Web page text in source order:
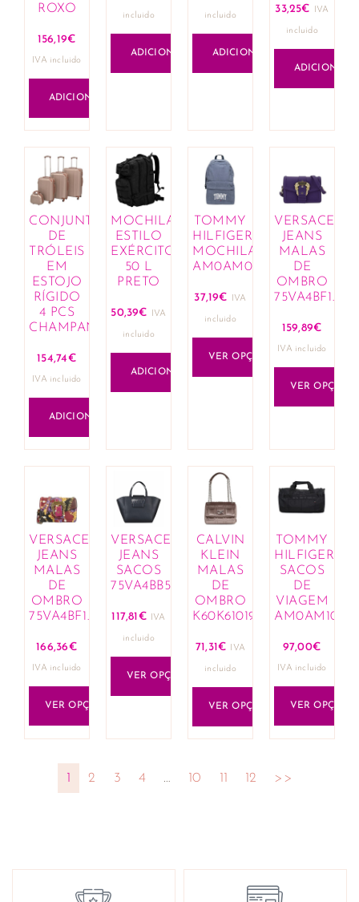
ROXO
156,19€
IVA incluido
ADICIONAR
incluido
ADICIONAR
incluido
ADICIONAR
33,25€ IVA
incluido
ADICIONAR
CONJUNTO
DE
TRÓLEIS
EM
ESTOJO
RÍGIDO
4 PCS
CHAMPANHE
154,74€
IVA incluido
ADICIONAR
MOCHILA
ESTILO
EXÉRCITO
50 L
PRETO
50,39€ IVA
incluido
ADICIONAR
TOMMY
HILFIGER
MOCHILAS
AM0AM08410_W03
37,19€ IVA
incluido
VER OPÇÕES
VERSACE
JEANS
MALAS
DE
OMBRO
159,89€
IVA incluido
VER OPÇÕES
VERSACE
JEANS
MALAS
DE
OMBRO
75VA4BF1_ZS807_QE1
166,36€
IVA incluido
VER OPÇÕES
VERSACE
JEANS
SACOS
75VA4BB5_ZS413_899
117,81 € IVA
incluido
VER OPÇÕES
CALVIN
KLEIN
MALAS
DE
OMBRO
K60K610196_PBN
71,31 € IVA
incluido
VER OPÇÕES
TOMMY
HILFIGER
SACOS
DE
VIAGEM
97,00€
IVA incluido
VER OPÇÕES
1 2 3 4 … 10 11 12 >>